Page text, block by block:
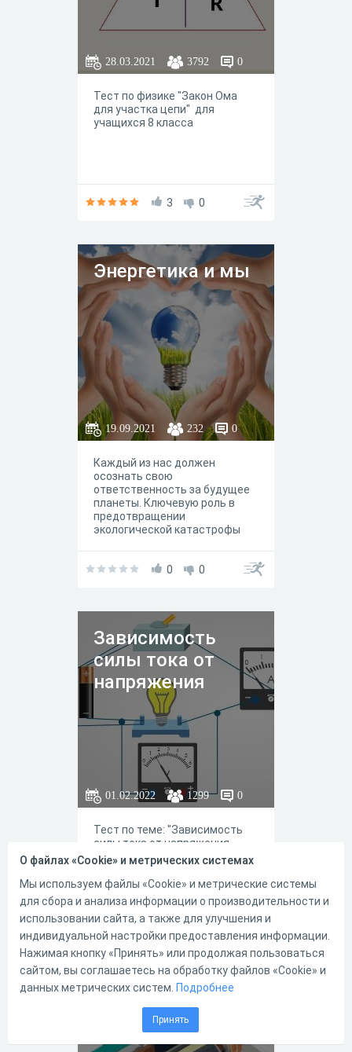
28.03.2021 3792 0
Тест по физике "Закон Ома
для участка цепи" для
учащихся 8 класса
3 0
Энергетика и мы
19.09.2021 232 0
Каждый из нас должен
осознать свою
ответственность за будущее
планеты. Ключевую роль в
предотвращении
экологической катастрофы
использования энергии
человечества. Современная
экономика основана на
использовании
энергетических ресурсов,
запасы которых истощаются и
не возобновляются. Каждый
из нас может уменьшить
загрязнение окружающей
среды — беречь энергию, или,
другими словами,
расходовать энергию более
разумно. Это
называется “энергосбережени
е”. Экономить энергию должно
все человечество и каждый
человек в отдельности.
0 0
Зависимость
силы тока от
напряжения
01.02.2022 1299 0
Тест по теме: "Зависимость
силы тока от напряжения.
Сопротивление"
0 0
Электрические
машины
О файлах «Cookie» и метрических системах
Мы используем файлы «Cookie» и метрические системы
для сбора и анализа информации о производительности и
использовании сайта, а также для улучшения и
индивидуальной настройки предоставления информации.
Нажимая кнопку «Принять» или продолжая пользоваться
сайтом, вы соглашаетесь на обработку файлов «Cookie» и
данных метрических систем. Подробнее
Принять